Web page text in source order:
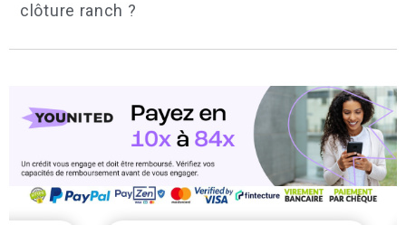
clôture ranch ?